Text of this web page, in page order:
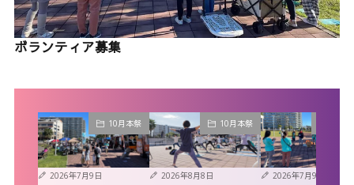
ボランティア募集
10月本祭
2026年7月9日
10月本祭
2026年8月8日 2026年7月9日